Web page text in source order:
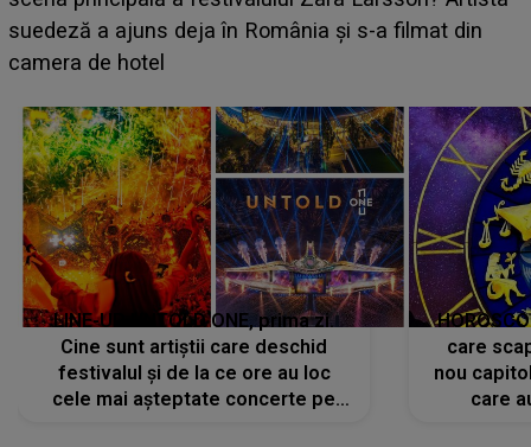
BĂIATUL VIZAT de Alexandra?! Aflându-se în fața
faptului împlinit, A RECUNOSCUT IMEDIAT: "Am
LINE-UP UNTOLD ONE, prima zi.
Cine sunt artiștii care deschid
festivalul și de la ce ore au loc
cele mai așteptate concerte pe
care
nou
care